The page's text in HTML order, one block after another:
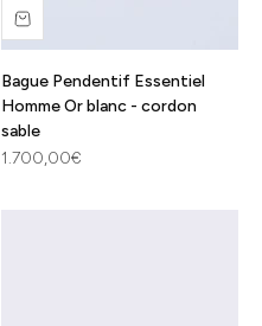
Bague Pendentif Essentiel
Homme Or blanc - cordon
sable
Prix de vente
1.700,00€